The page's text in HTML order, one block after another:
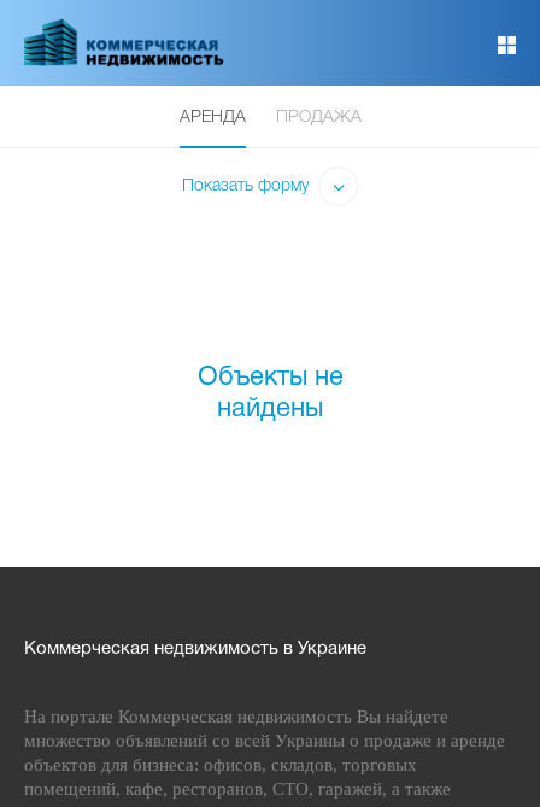
основному
АРЕНДА ПРОДАЖА
Показать форму
Объекты не
найдены
Коммерческая недвижимость в Украине
На портале Коммерческая недвижимость Вы найдете
множество объявлений со всей Украины о продаже и аренде
объектов для бизнеса: офисов, складов, торговых
помещений, кафе, ресторанов, СТО, гаражей, а также